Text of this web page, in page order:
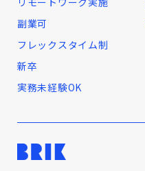
副業可
フレックスタイム制
新卒
実務未経験OK